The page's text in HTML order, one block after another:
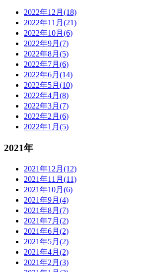
2022年12月(18)
2022年11月(21)
2022年10月(6)
2022年9月(7)
2022年8月(5)
2022年7月(6)
2022年6月(14)
2022年5月(10)
2022年4月(8)
2022年3月(7)
2022年2月(6)
2022年1月(5)
2021年
2021年12月(12)
2021年11月(11)
2021年10月(6)
2021年9月(4)
2021年8月(7)
2021年7月(2)
2021年6月(2)
2021年5月(2)
2021年4月(2)
2021年2月(3)